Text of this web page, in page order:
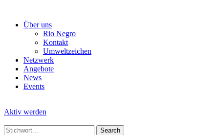
Über uns
Rio Negro
Kontakt
Umweltzeichen
Netzwerk
Angebote
News
Events
Aktiv werden